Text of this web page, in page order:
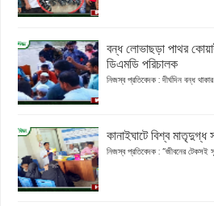
বন্ধ লোভাছড়া পাথর
ডিএমডি পরিচালক
নিজস্ব প্রতিবেদক : দীর্ঘদিন বন্ধ
কানাইঘাটে বিশ্ব
নিজস্ব প্রতিবেদক : “জীবনের টেকসই